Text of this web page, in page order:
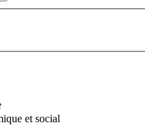
et social